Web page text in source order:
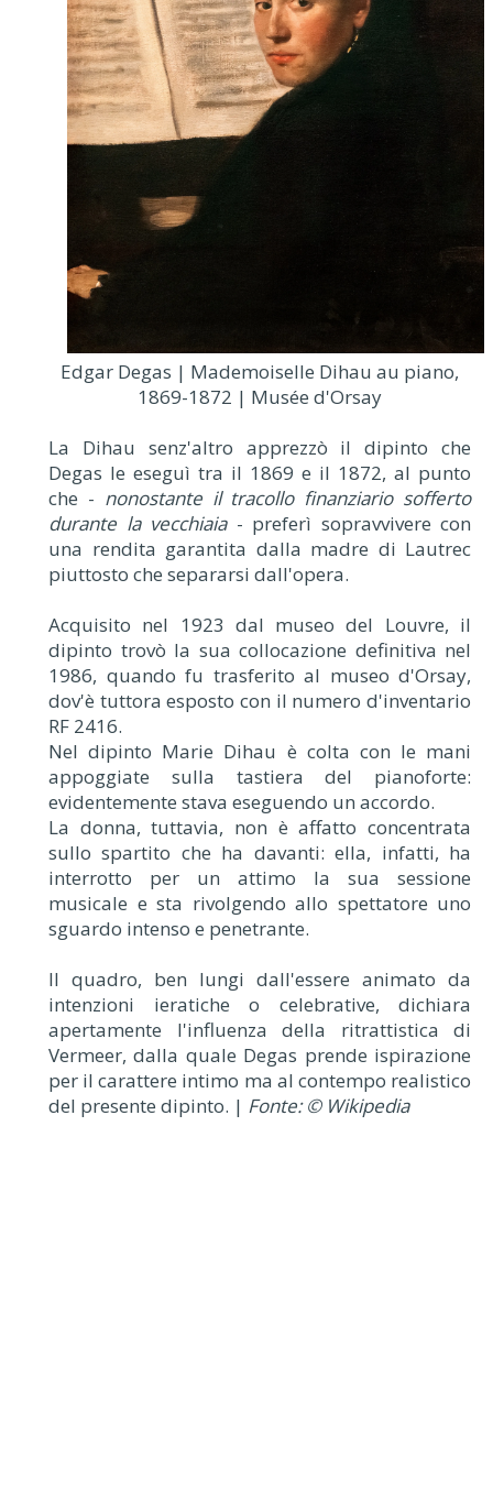
Edgar Degas | Mademoiselle Dihau au piano,
1869-1872 | Musée d'Orsay
La Dihau senz'altro apprezzò il dipinto che
Degas le eseguì tra il 1869 e il 1872, al punto
che - nonostante il tracollo finanziario sofferto
durante la vecchiaia- preferì sopravvivere con
una rendita garantita dalla madre di Lautrec
piuttosto che separarsi dall'opera.
Acquisito nel 1923 dal museo del Louvre, il
dipinto trovò la sua collocazione definitiva nel
1986, quando fu trasferito al museo d'Orsay,
dov'è tuttora esposto con il numero d'inventario
RF 2416.
Nel dipinto Marie Dihau è colta con le mani
appoggiate sulla tastiera del pianoforte:
evidentemente stava eseguendo un accordo.
La donna, tuttavia, non è affatto concentrata
sullo spartito che ha davanti: ella, infatti, ha
interrotto per un attimo la sua sessione
musicale e sta rivolgendo allo spettatore uno
sguardo intenso e penetrante.
Il quadro, ben lungi dall'essere animato da
intenzioni ieratiche o celebrative, dichiara
apertamente l'influenza della ritrattistica di
Vermeer, dalla quale Degas prende ispirazione
per il carattere intimo ma al contempo realistico
del presente dipinto. | Fonte: © Wikipedia